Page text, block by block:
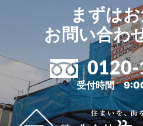
まずは
お問い合わ
受付時間